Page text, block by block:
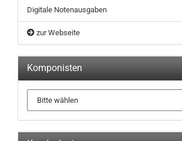
Digitale Notenausgaben
zur Webseite
Komponisten